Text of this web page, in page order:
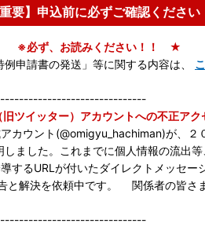
重要】申込前に必ずご確認ください
※必ず、お読みください！！ ★
申請書の発送」等に関する内容は、
ツイッター）アカウントへの不正ア
カウント(@omigyu_hachiman)が、２
ました。これまでに個人情報の流出
するURLが付いたダイレクトメッセ
解決を依頼中です。 関係者の皆さ